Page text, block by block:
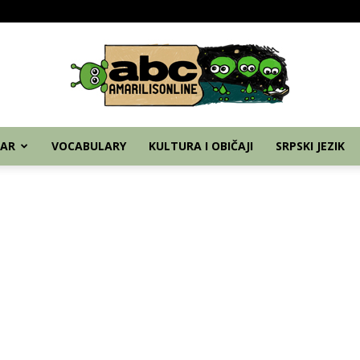
abc
VOCABULARY KULTURA I OBIČAJI SRPSKI JEZIK